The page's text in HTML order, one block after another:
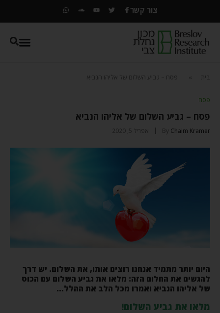
צור קשר
בית פסח – גביע השלום של אליהו הנביא
פסח
פסח – גביע השלום של אליהו הנביא
By Chaim Kramer אפריל 5, 2020
היום יותר מתמיד אנחנו רוצים אותו, את השלום. יש דרך
להגשים את החלום הזה: מלאו את גביע השלום עם הכוס
של אליהו הנביא ואמרו מכל הלב את ההלל…
מלאו את גביע השלום!